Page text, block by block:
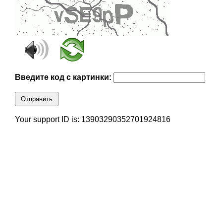
Введите код с картинки:
Отправить
Your support ID is: 13903290352701924816